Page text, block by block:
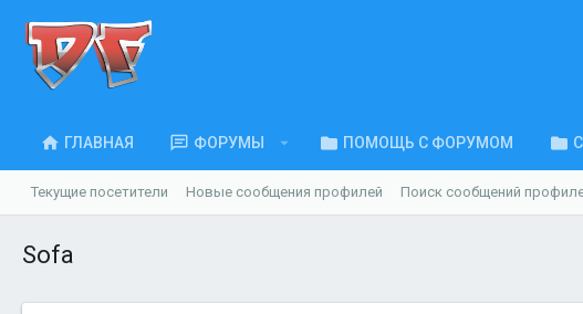
ГЛАВНАЯ ФОРУМЫ ПОМОЩЬ С ФОРУМОМ
Текущие посетители Новые сообщения профилей Поиск сообщений
Sofa